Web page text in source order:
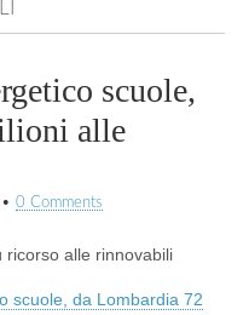
scuole,
alle
• 0 Comments
ricorso alle rinnovabili
scuole, da Lombardia 72